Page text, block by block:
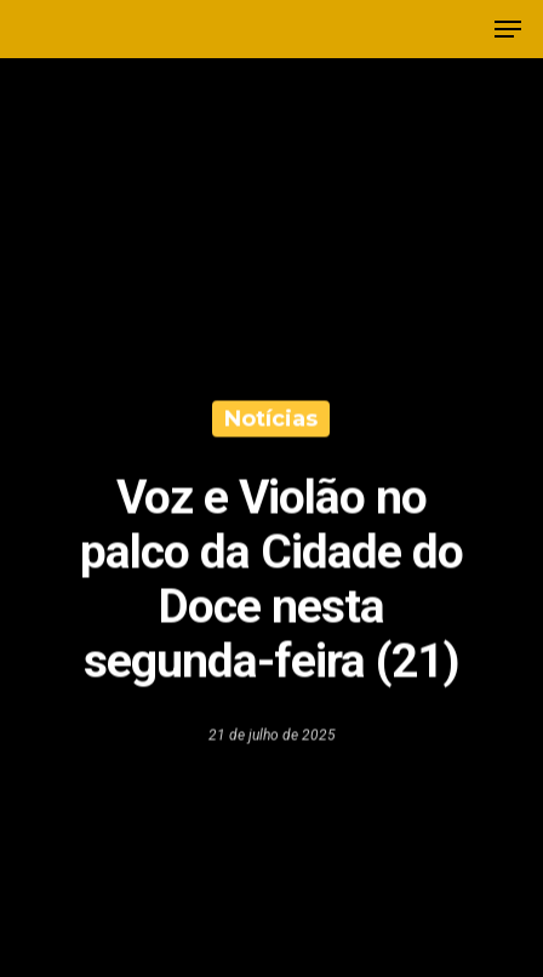
Notícias
Voz e Violão no
palco da Cidade do
Doce nesta
segunda-feira (21)
21 de julho de 2025